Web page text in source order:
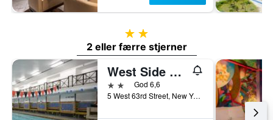
2 stjerner
2 eller færre stjerner
West Side Ymca
2 stjernerGod 6,6
5 West 63rd Street, New York, NY, USA